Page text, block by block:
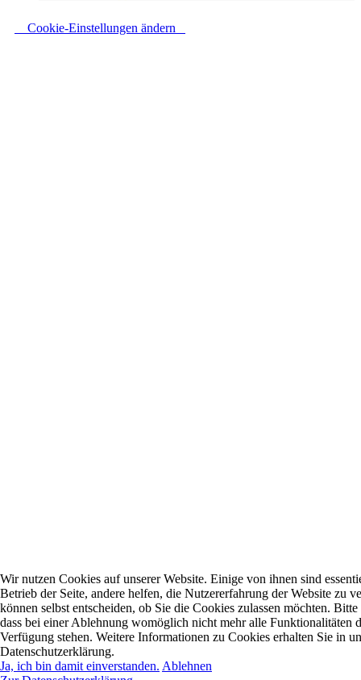
Cookie-Einstellungen ändern
Wir nutzen Cookies auf unserer Website. Einige von ihnen sind
Betrieb der Seite, andere helfen, die Nutzererfahrung der Website zu
können selbst entscheiden, ob Sie die Cookies zulassen möchten. Bitte
dass bei einer Ablehnung womöglich nicht mehr alle Funktionalitäten
Verfügung stehen. Weitere Informationen zu Cookies erhalten Sie in
Datenschutzerklärung.
Ja, ich bin damit einverstanden. Ablehnen